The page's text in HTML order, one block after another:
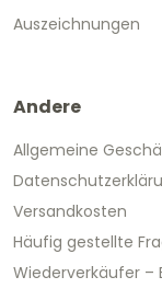
Auszeichnungen
Andere
Allgemeine
Versandkosten
Häufig gestellte
Wiederverkäufer –